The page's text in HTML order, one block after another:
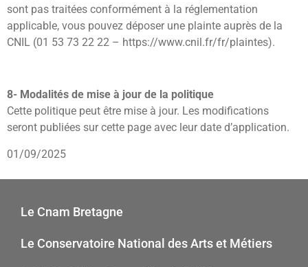
sont pas traitées conformément à la réglementation
applicable, vous pouvez déposer une plainte auprès de la
CNIL (01 53 73 22 22 – https://www.cnil.fr/fr/plaintes).
8- Modalités de mise à jour de la politique
Cette politique peut être mise à jour. Les modifications
seront publiées sur cette page avec leur date d’application.
01/09/2025
Le Cnam Bretagne
Le Conservatoire National des Arts et Métiers